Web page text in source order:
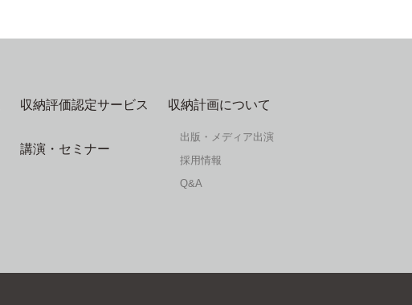
収納評価認定サービス
講演・セミナー
収納計画について
出版・メディア出演
採用情報
Q&A